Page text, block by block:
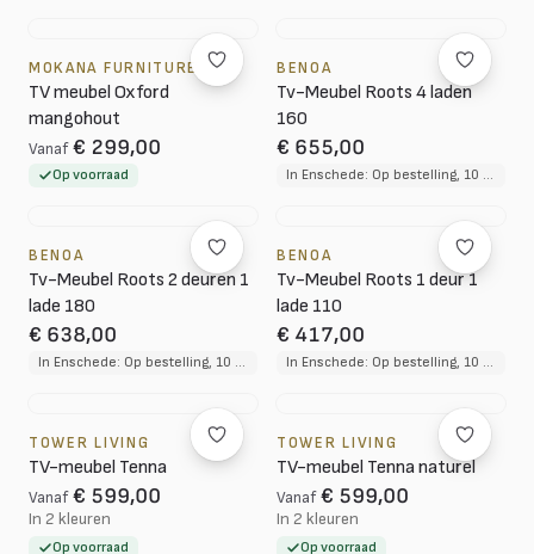
MOKANA FURNITURE
TV meubel Oxford
mangohout
Vanaf € 299,00
Op voorraad
BENOA
Tv-Meubel Roots 4 laden
160
€ 655,00
In Enschede: Op bestelling, 10 tot 12 weken levertijd
BENOA
Tv-Meubel Roots 2 deuren 1
lade 180
€ 638,00
In Enschede: Op bestelling, 10 tot 12 weken levertijd
BENOA
Tv-Meubel Roots 1 deur 1
lade 110
€ 417,00
In Enschede: Op bestelling, 10 tot 12 weken levertijd
TOWER LIVING
TV-meubel Tenna
Vanaf € 599,00
In 2 kleuren
Op voorraad
TOWER LIVING
TV-meubel Tenna naturel
Vanaf € 599,00
In 2 kleuren
Op voorraad